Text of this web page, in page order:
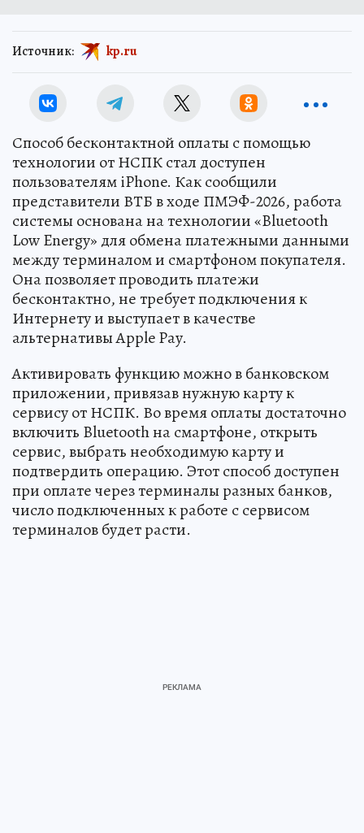
Источник: kp.ru
Способ бесконтактной оплаты с помощью
технологии от НСПК стал доступен
пользователям iPhone. Как сообщили
представители ВТБ в ходе ПМЭФ-2026, работа
системы основана на технологии «Bluetooth
Low Energy» для обмена платежными данными
между терминалом и смартфоном покупателя.
Она позволяет проводить платежи
бесконтактно, не требует подключения к
Интернету и выступает в качестве
альтернативы Apple Pay.
Активировать функцию можно в банковском
приложении, привязав нужную карту к
сервису от НСПК. Во время оплаты достаточно
включить Bluetooth на смартфоне, открыть
сервис, выбрать необходимую карту и
подтвердить операцию. Этот способ доступен
при оплате через терминалы разных банков,
число подключенных к работе с сервисом
терминалов будет расти.